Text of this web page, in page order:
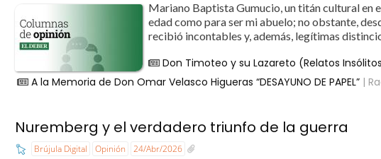
Mariano Baptista Gumucio, un titán cultural en
edad como para ser mi abuelo; no obstante,
recibió incontables y, además, legítimas
Don Timoteo y su Lazareto (Relatos
A la Memoria de Don Omar Velasco Higueras “DESAYUNO DE PAPEL” |
Nuremberg y el verdadero triunfo de la guerra
Brújula Digital Opinión 24/Abr/2026